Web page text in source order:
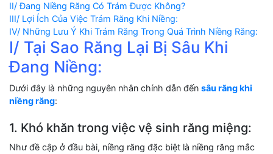
II/ Đang Niềng Răng Có Trám Được Không?
III/ Lợi Ích Của Việc Trám Răng Khi Niềng:
IV/ Những Lưu Ý Khi Trám Răng Trong Quá Trình Niềng Răng:
I/ Tại Sao Răng Lại Bị Sâu Khi
Đang Niềng:
Dưới đây là những nguyên nhân chính dẫn đến sâu răng khi
niềng răng:
1. Khó khăn trong việc vệ sinh răng miệng:
Như đề cập ở đầu bài, niềng răng đặc biệt là niềng răng mắc